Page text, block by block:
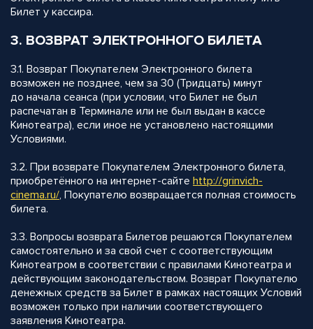
Билет у кассира.
3. ВОЗВРАТ ЭЛЕКТРОННОГО БИЛЕТА
3.1. Возврат Покупателем Электронного билета
возможен не позднее, чем за 30 (Тридцать) минут
до начала сеанса (при условии, что Билет не был
распечатан в Терминале или не был выдан в кассе
Кинотеатра), если иное не установлено настоящими
Условиями.
3.2. При возврате Покупателем Электронного билета,
приобретённого на интернет-сайте http://grinvich-
cinema.ru/, Покупателю возвращается полная стоимость
билета.
3.3. Вопросы возврата Билетов решаются Покупателем
самостоятельно и за свой счет с соответствующим
Кинотеатром в соответствии с правилами Кинотеатра и
действующим законодательством. Возврат Покупателю
денежных средств за Билет в рамках настоящих Условий
возможен только при наличии соответствующего
заявления Кинотеатра.